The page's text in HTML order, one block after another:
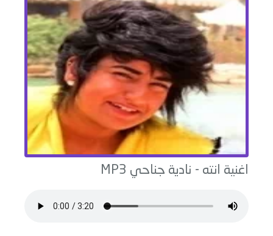
اغنية انته - نادية جناحي